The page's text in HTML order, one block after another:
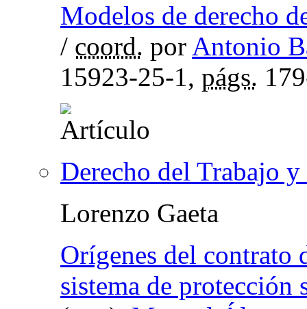
Modelos de derecho
/ coord. por Antonio
15923-25-1, págs.
Derecho del Trabajo
Lorenzo Gaeta
Orígenes del contrato
sistema de protección